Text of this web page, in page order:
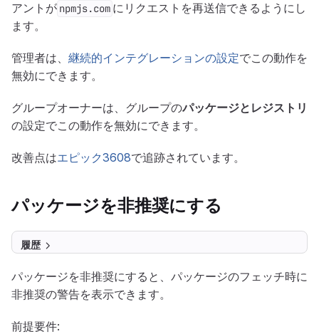
アントが npmjs.com にリクエストを再送信できるようにし
ます。
管理者は、 継続的インテグレーションの設定でこの動作を
無効にできます。
グループオーナーは、グループのパッケージとレジストリ
の設定でこの動作を無効にできます。
改善点はエピック3608で追跡されています。
パッケージを非推奨にする
履歴
パッケージを非推奨にすると、パッケージのフェッチ時に
非推奨の警告を表示できます。
前提要件: